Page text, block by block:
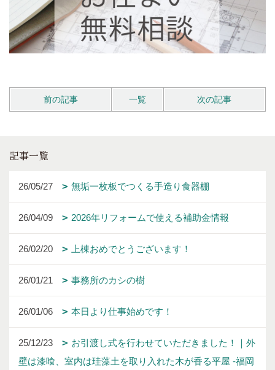
前の記事 一覧 次の記事
記事一覧
26/05/27 無垢一枚板でつくる手造り食器棚
26/04/09 2026年リフォームで使える補助金情報
26/02/20 上棟おめでとうございます！
26/01/21 事務所のカシの樹
26/01/06 本日より仕事始めです！
25/12/23
お引渡し式を行わせていただきました！｜外
壁は漆喰、室内は珪藻土を取り入れた木が香る平屋 -福岡